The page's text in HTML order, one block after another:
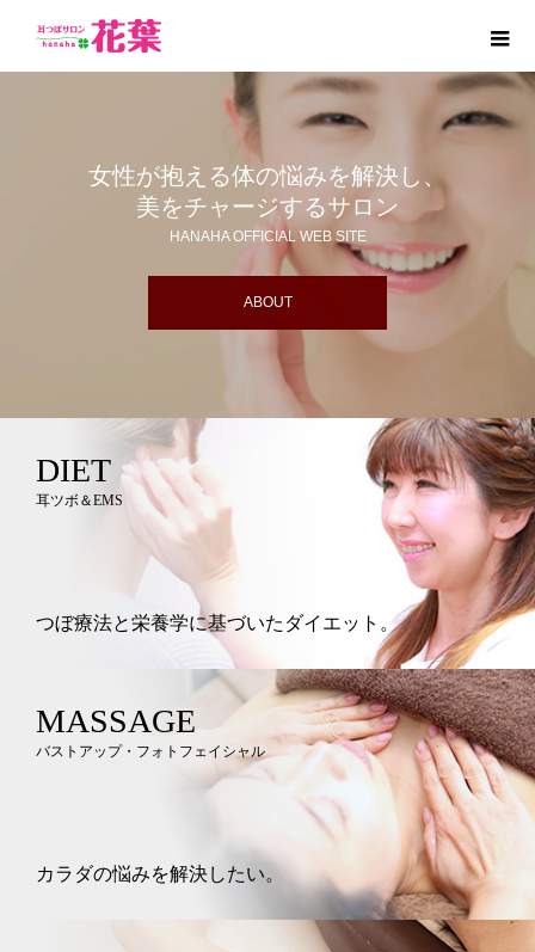
女性が抱える体の悩みを解決し、
美をチャージするサロン
HANAHA OFFICIAL WEB SITE
ABOUT
DIET
耳ツボ＆EMS
つぼ療法と栄養学に基づいたダイエット。
MASSAGE
バストアップ・フォトフェイシャル
カラダの悩みを解決したい。